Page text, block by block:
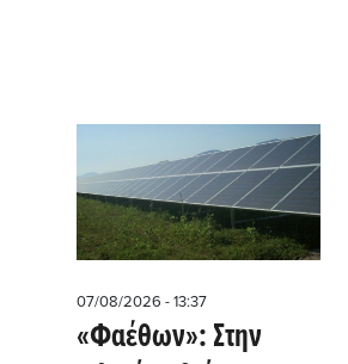
07/08/2026 - 13:37
«Φαέθων»: Στην